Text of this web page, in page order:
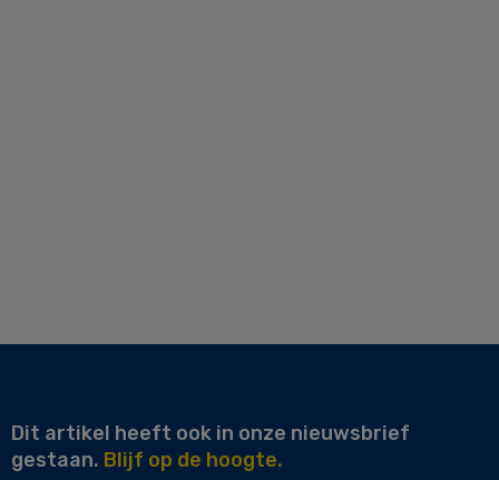
Dit artikel heeft ook in onze nieuwsbrief
gestaan. Blijf op de hoogte.